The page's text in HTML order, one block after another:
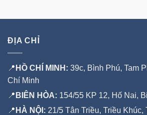
ĐỊA CHỈ
📍HỒ CHÍ MINH: 39c, Bình Phú, Tam
Chí Minh
📍BIÊN HÒA: 154/55 KP 12, Hố Nai,
📍HÀ NỘI: 21/5 Tân Triều, Triều Khúc,